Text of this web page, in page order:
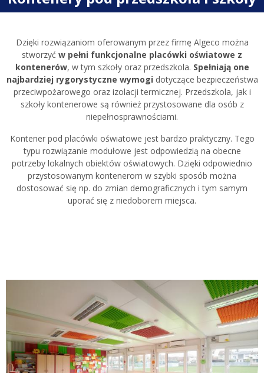
Dzięki rozwiązaniom oferowanym przez firmę Algeco można
stworzyć w pełni funkcjonalne placówki oświatowe z
kontenerów, w tym szkoły oraz przedszkola. Spełniają one
najbardziej rygorystyczne wymogi dotyczące bezpieczeństwa
przeciwpożarowego oraz izolacji termicznej. Przedszkola, jak i
szkoły kontenerowe są również przystosowane dla osób z
niepełnosprawnościami.
Kontener pod placówki oświatowe jest bardzo praktyczny. Tego
typu rozwiązanie modułowe jest odpowiedzią na obecne
potrzeby lokalnych obiektów oświatowych. Dzięki odpowiednio
przystosowanym kontenerom w szybki sposób można
dostosować się np. do zmian demograficznych i tym samym
uporać się z niedoborem miejsca.